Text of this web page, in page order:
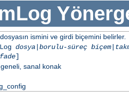
ismini ve girdi biçemini belirler.
dosya|borulu-süreç biçem|
]
sanal konak